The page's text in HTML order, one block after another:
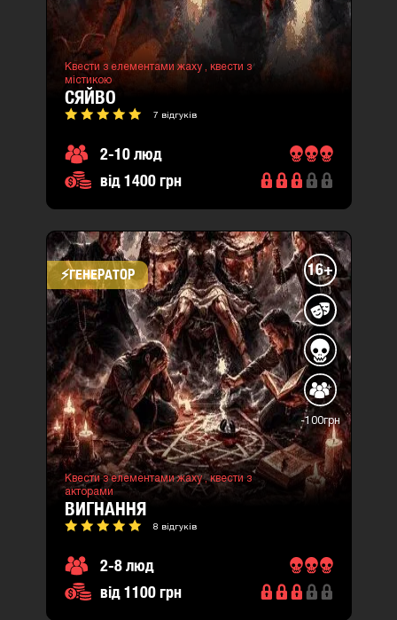
Квести з елементами жаху , квести з
містикою
СЯЙВО
7 відгуків
2-10 люд
від 1400 грн
⚡​ГЕНЕРАТОР 16+
-100грн
Квести з елементами жаху ,квести з
акторами
ВИГНАННЯ
8 відгуків
2-8 люд
від 1100 грн